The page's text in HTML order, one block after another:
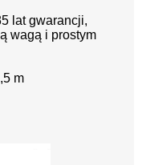
lat gwarancji,
wagą i prostym
m